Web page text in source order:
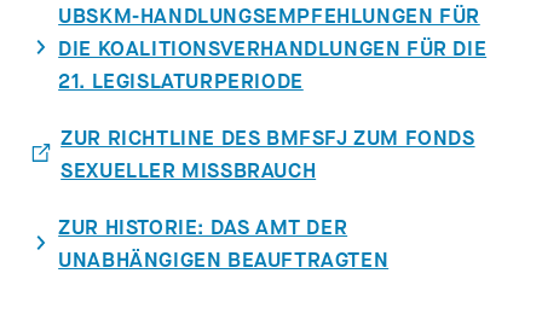
UBSKM-HANDLUNGSEMPFEHLUNGEN FÜR
DIE KOALITIONSVERHANDLUNGEN FÜR DIE
21. LEGISLATURPERIODE
ZUR RICHTLINE DES BMFSFJ ZUM FONDS
SEXUELLER MISSBRAUCH
ZUR HISTORIE: DAS AMT DER
UNABHÄNGIGEN BEAUFTRAGTEN